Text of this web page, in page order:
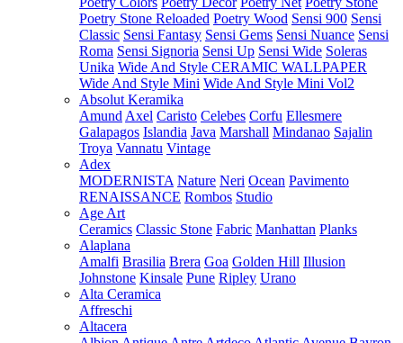
Poetry Stone Reloaded Poetry Wood Sensi 900 Sensi
Classic Sensi Fantasy Sensi Gems Sensi Nuance Sensi
Roma Sensi Signoria Sensi Up Sensi Wide Soleras
Unika Wide And Style CERAMIC WALLPAPER
Wide And Style Mini Wide And Style Mini Vol2
Absolut Keramika
Amund Axel Caristo Celebes Corfu Ellesmere
Galapagos Islandia Java Marshall Mindanao Sajalin
Troya Vannatu Vintage
Adex
MODERNISTA Nature Neri Ocean Pavimento
RENAISSANCE Rombos Studio
Age Art
Ceramics Classic Stone Fabric Manhattan Planks
Alaplana
Amalfi Brasilia Brera Goa Golden Hill Illusion
Johnstone Kinsale Pune Ripley Urano
Alta Ceramica
Affreschi
Altacera